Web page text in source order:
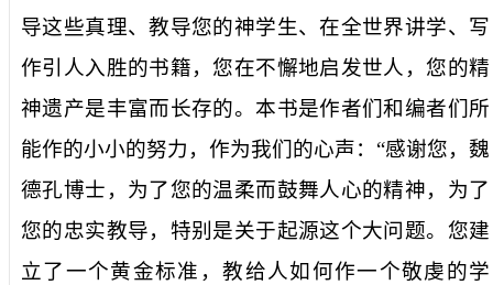
导这些真理、教导您的神学生、在全世界讲学、写
作引人入胜的书籍，您在不懈地启发世人，您的精
神遗产是丰富而长存的。本书是作者们和编者们所
能作的小小的努力，作为我们的心声：“感谢您，魏
德孔博士，为了您的温柔而鼓舞人心的精神，为了
您的忠实教导，特别是关于起源这个大问题。您建
立了一个黄金标准，教给人如何作一个敬虔的学